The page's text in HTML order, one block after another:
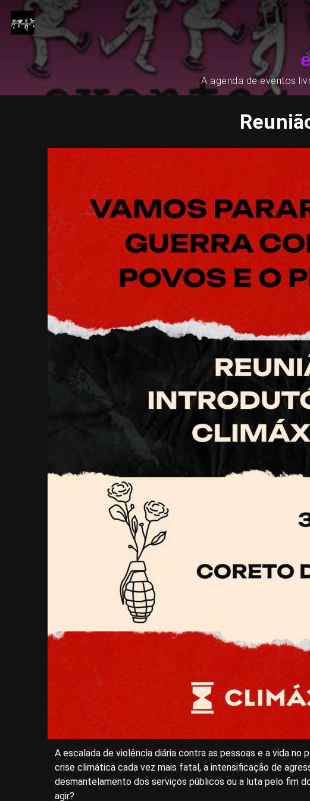
A agenda de eventos
A escalada de violência diária contra as pessoas e a vida
crise climática cada vez mais fatal, a intensificação de
desmantelamento dos serviços públicos ou a luta pelo fim
agir?